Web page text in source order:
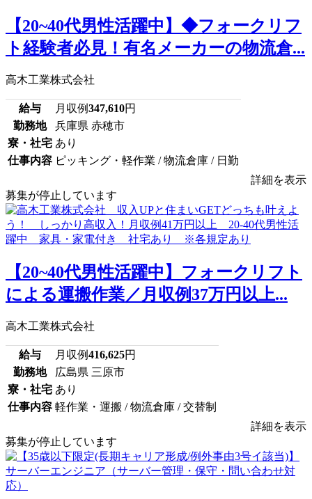
【20~40代男性活躍中】◆フォークリフ
ト経験者必見！有名メーカーの物流倉...
高木工業株式会社
給与 月収例347,610円
勤務地
兵庫県 赤穂市
寮・社宅 あり
仕事内容 ピッキング・軽作業 / 物流倉庫 / 日勤
詳細を表示
募集が停止しています
【20~40代男性活躍中】フォークリフト
による運搬作業／月収例37万円以上...
高木工業株式会社
給与 月収例416,625円
勤務地
広島県 三原市
寮・社宅 あり
仕事内容 軽作業・運搬 / 物流倉庫 / 交替制
詳細を表示
募集が停止しています